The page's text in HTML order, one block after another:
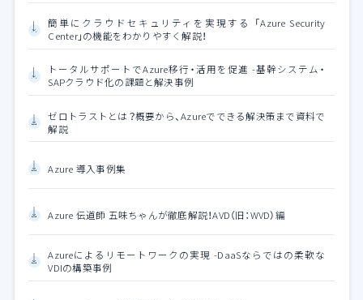
簡単にクラウドセキュリティを実現する 「Azure Security
Center」の機能をわかりやすく解説！
トータルサポートでAzure移行・活用を促進 -基幹システム・
SAPクラウド化の課題と解決事例
ゼロトラストとは？概要から、Azureでできる解決策まで資料で
解説
Azure 導入事例集
Azure 伝道師 五味ちゃんが徹底解説！AVD（旧：WVD）編
Azureによるリモートワークの実現 -DaaSならではの柔軟な
VDIの構築事例